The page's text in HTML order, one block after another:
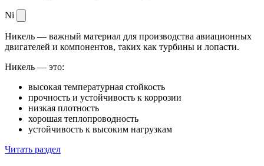
Ni
Никель — важный материал для производства авиационных
двигателей и компонентов, таких как турбины и лопасти.
Никель — это:
высокая температурная стойкость
прочность и устойчивость к коррозии
низкая плотность
хорошая теплопроводность
устойчивость к высоким нагрузкам
Читать раздел